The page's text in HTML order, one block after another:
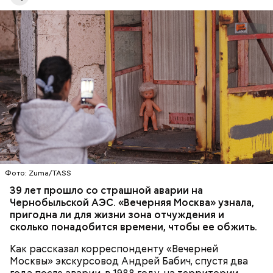
Фото: Zuma/TASS
39 лет прошло со страшной аварии на
Чернобыльской АЭС. «Вечерняя Москва» узнала,
пригодна ли для жизни зона отчуждения и
сколько понадобится времени, чтобы ее обжить.
Как рассказал корреспонденту «Вечерней
Москвы» экскурсовод Андрей Бабич, спустя два
— Протяженность зоны отчуждения составляет
примерно 30 километров. Включает она несколько
районов Гомельской области. Понятное дело, что
территория под защитой, здесь строгий
пропускной режим и круглосуточное наблюдение,
— отметил Бабич.
БЕЛАРУСЬ ЧЕРНОБЫЛЬ
Часы Судного дня — прибыльный
проект
передвигали, но никакой глобальной значимости
они не имели.